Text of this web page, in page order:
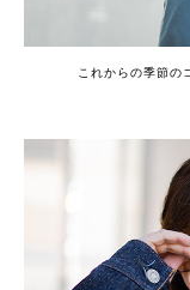
これからの季節の